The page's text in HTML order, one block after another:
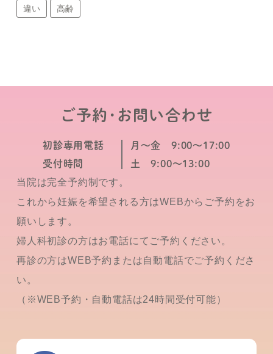
違い 高齢
ご予約･お問い合わせ
初診専用電話
受付時間
月～金 9:00～17:00
土 9:00～13:00
当院は完全予約制です。
これから妊娠を希望される方はWEBからご予約をお
願いします。
婦人科初診の方はお電話にてご予約ください。
再診の方はWEB予約または自動電話でご予約くださ
い。
（※WEB予約・自動電話は24時間受付可能）